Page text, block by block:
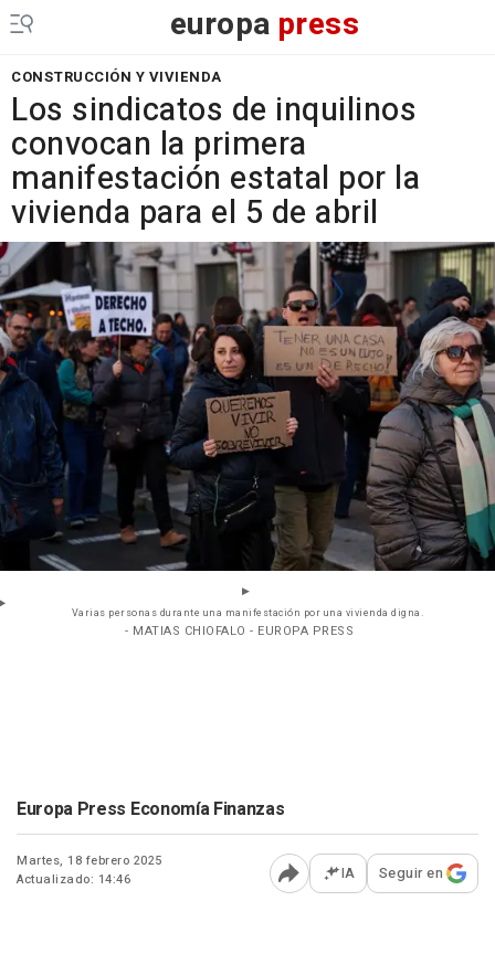
europa press
CONSTRUCCIÓN Y VIVIENDA
Los sindicatos de inquilinos
convocan la primera
manifestación estatal por la
vivienda para el 5 de abril
Varias personas durante una manifestación por una vivienda digna.
- MATIAS CHIOFALO - EUROPA PRESS
Europa Press Economía Finanzas
Martes, 18 febrero 2025
Actualizado: 14:46
Abrir opciones para
IA Seguir en